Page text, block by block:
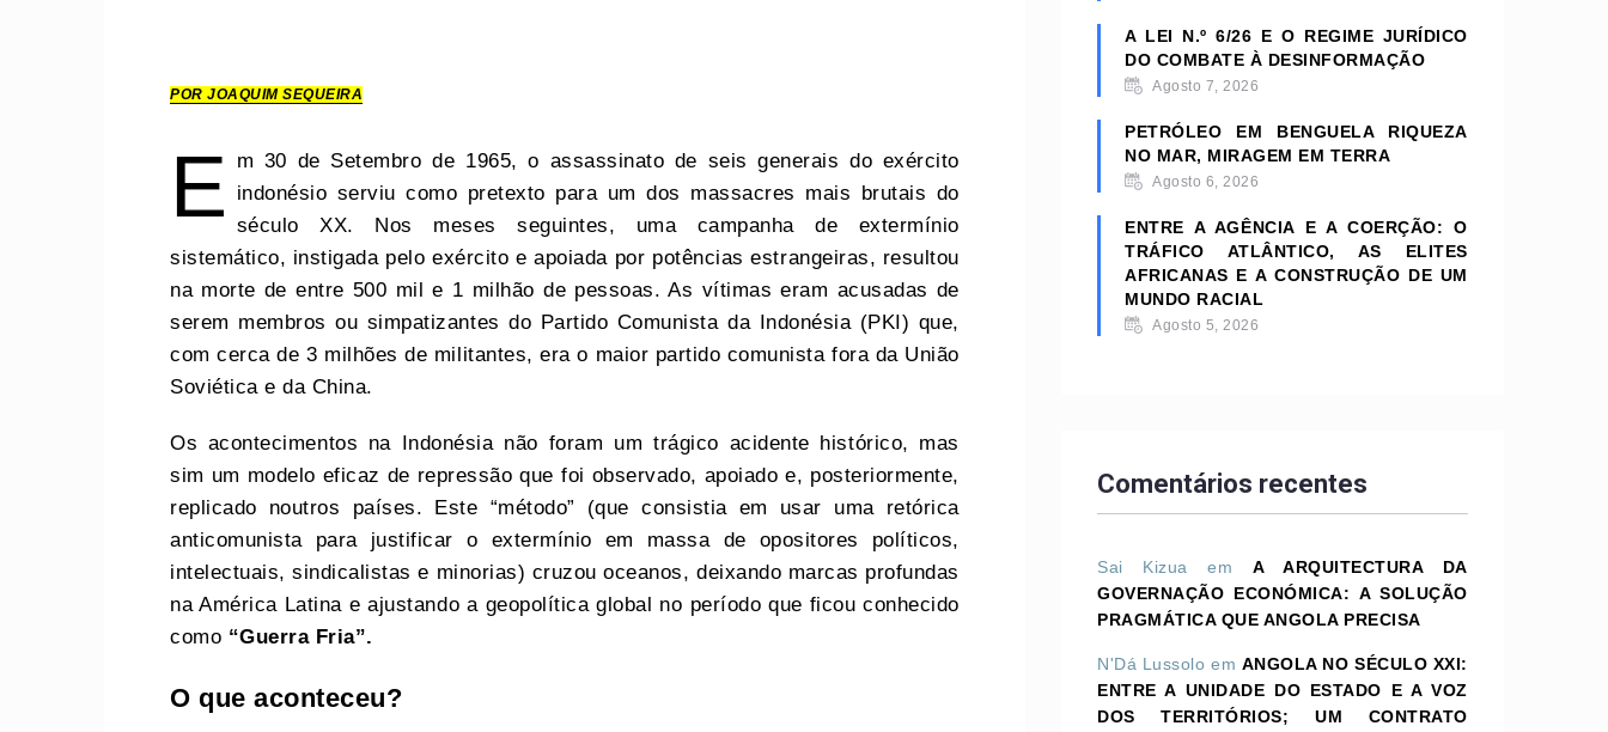
POR JOAQUIM SEQUEIRA
E
m 30 de Setembro de 1965, o assassinato de seis generais do exército
indonésio serviu como pretexto para um dos massacres mais brutais do
século XX. Nos meses seguintes, uma campanha de extermínio
sistemático, instigada pelo exército e apoiada por potências estrangeiras, resultou
na morte de entre 500 mil e 1 milhão de pessoas. As vítimas eram acusadas de
serem membros ou simpatizantes do Partido Comunista da Indonésia (PKI) que,
com cerca de 3 milhões de militantes, era o maior partido comunista fora da União
Soviética e da China.
Os acontecimentos na Indonésia não foram um trágico acidente histórico, mas
sim um modelo eficaz de repressão que foi observado, apoiado e, posteriormente,
replicado noutros países. Este “método” (que consistia em usar uma retórica
anticomunista para justificar o extermínio em massa de opositores políticos,
intelectuais, sindicalistas e minorias) cruzou oceanos, deixando marcas profundas
na América Latina e ajustando a geopolítica global no período que ficou conhecido
como “Guerra Fria”.
O que aconteceu?
A LEI N.º 6/26 E O REGIME JURÍDICO
DO COMBATE À DESINFORMAÇÃO
Agosto 7, 2026
PETRÓLEO EM BENGUELA RIQUEZA
NO MAR, MIRAGEM EM TERRA
Agosto 6, 2026
ENTRE A AGÊNCIA E A COERÇÃO: O
TRÁFICO ATLÂNTICO, AS ELITES
AFRICANAS E A CONSTRUÇÃO DE UM
MUNDO RACIAL
Agosto 5, 2026
Comentários recentes
Sai Kizua emA ARQUITECTURA DA
GOVERNAÇÃO ECONÓMICA: A SOLUÇÃO
PRAGMÁTICA QUE ANGOLA PRECISA
N'Dá Lussolo em ANGOLA NO SÉCULO XXI:
ENTRE A UNIDADE DO ESTADO E A VOZ
DOS TERRITÓRIOS; UM CONTRATO